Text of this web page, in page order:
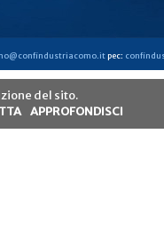
pec:
del sito.
APPROFONDISCI